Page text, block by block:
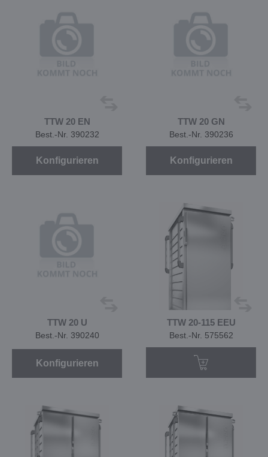
TTW 20 EN
Best.-Nr. 390232
Konfigurieren
TTW 20 GN
Best.-Nr. 390236
Konfigurieren
TTW 20 U
Best.-Nr. 390240
Konfigurieren
TTW 20-115 EEU
Best.-Nr. 575562